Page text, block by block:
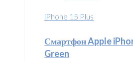
iPhone 15 Plus
Смартфон Apple
Green